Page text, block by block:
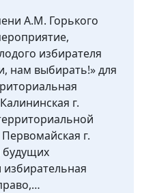
А.М. Горького
избирателя
нам выбирать!» для
г.
г.
будущих